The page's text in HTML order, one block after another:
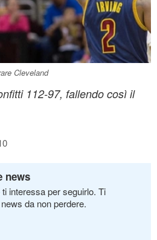
Cleveland
112-97, fallendo così il
news
interessa per seguirlo. Ti
da non perdere.